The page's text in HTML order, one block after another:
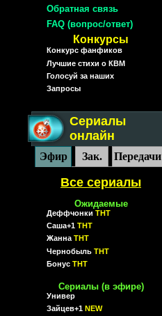
Обратная связь
FAQ (вопрос/ответ)
Конкурсы
Конкурс фанфиков
Лучшие стихи о КВМ
Голосуй за наших
Запросы
Сериалы
онлайн
Эфир Зак. Передачи
Все сериалы
Ожидаемые
Деффчонки ТНТ
Саша+1 ТНТ
Жанна ТНТ
Чернобыль ТНТ
Бонус ТНТ
Сериалы (в эфире)
Универ
Зайцев+1 NEW